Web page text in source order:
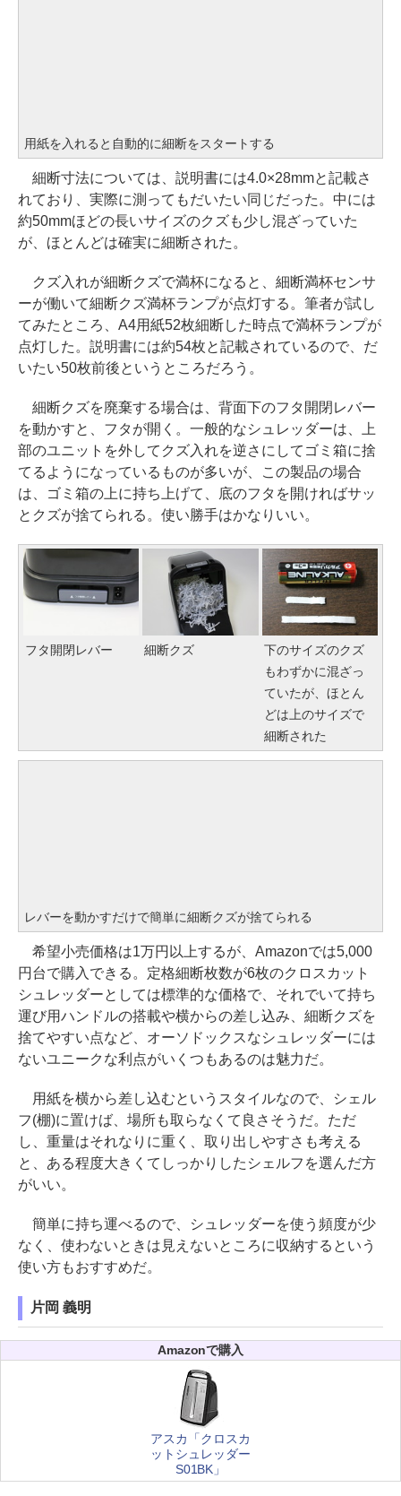
用紙を入れると自動的に細断をスタートする
細断寸法については、説明書には4.0×28mmと記載さ
れており、実際に測ってもだいたい同じだった。中には
約50mmほどの長いサイズのクズも少し混ざっていた
が、ほとんどは確実に細断された。
クズ入れが細断クズで満杯になると、細断満杯センサ
ーが働いて細断クズ満杯ランプが点灯する。筆者が試し
てみたところ、A4用紙52枚細断した時点で満杯ランプが
点灯した。説明書には約54枚と記載されているので、だ
いたい50枚前後というところだろう。
細断クズを廃棄する場合は、背面下のフタ開閉レバー
を動かすと、フタが開く。一般的なシュレッダーは、上
部のユニットを外してクズ入れを逆さにしてゴミ箱に捨
てるようになっているものが多いが、この製品の場合
は、ゴミ箱の上に持ち上げて、底のフタを開ければサッ
とクズが捨てられる。使い勝手はかなりいい。
フタ開閉レバー 細断クズ
下のサイズのクズ
もわずかに混ざっ
ていたが、ほとん
どは上のサイズで
細断された
レバーを動かすだけで簡単に細断クズが捨てられる
希望小売価格は1万円以上するが、Amazonでは5,000
円台で購入できる。定格細断枚数が6枚のクロスカット
シュレッダーとしては標準的な価格で、それでいて持ち
運び用ハンドルの搭載や横からの差し込み、細断クズを
捨てやすい点など、オーソドックスなシュレッダーには
ないユニークな利点がいくつもあるのは魅力だ。
用紙を横から差し込むというスタイルなので、シェル
フ(棚)に置けば、場所も取らなくて良さそうだ。ただ
し、重量はそれなりに重く、取り出しやすさも考える
と、ある程度大きくてしっかりしたシェルフを選んだ方
がいい。
簡単に持ち運べるので、シュレッダーを使う頻度が少
なく、使わないときは見えないところに収納するという
使い方もおすすめだ。
片岡 義明
Amazonで購入
アスカ「クロスカ
ットシュレッダー
S01BK」